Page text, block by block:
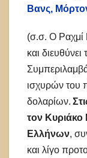
Βανς,
(σ.σ. Ο Ραχμί
και
ισχυρών του
δολαρίων. Σ
τον
Ελλήνων,
και λίγο